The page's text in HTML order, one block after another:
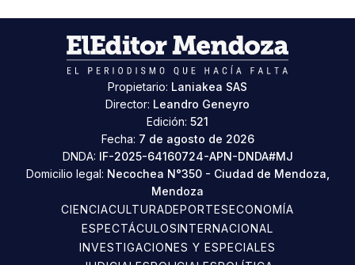
Propietario: Laniakea SAS
Director: Leandro Geneyro
Edición: 521
Fecha: 7 de agosto de 2026
DNDA: IF-2025-64160724-APN-DNDA#MJ
Domicilio legal: Necochea N°350 - Ciudad de Mendoza,
Mendoza
CIENCIACULTURADEPORTESECONOMÍA
ESPECTÁCULOSINTERNACIONAL
INVESTIGACIONES Y ESPECIALES